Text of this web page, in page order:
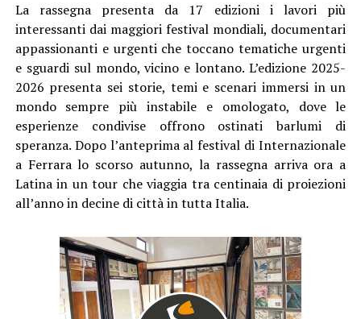
La rassegna presenta da 17 edizioni i lavori più
interessanti dai maggiori festival mondiali, documentari
appassionanti e urgenti che toccano tematiche urgenti
e sguardi sul mondo, vicino e lontano. L’edizione 2025-
2026 presenta sei storie, temi e scenari immersi in un
mondo sempre più instabile e omologato, dove le
esperienze condivise offrono ostinati barlumi di
speranza. Dopo l’anteprima al festival di Internazionale
a Ferrara lo scorso autunno, la rassegna arriva ora a
Latina in un tour che viaggia tra centinaia di proiezioni
all’anno in decine di città in tutta Italia.